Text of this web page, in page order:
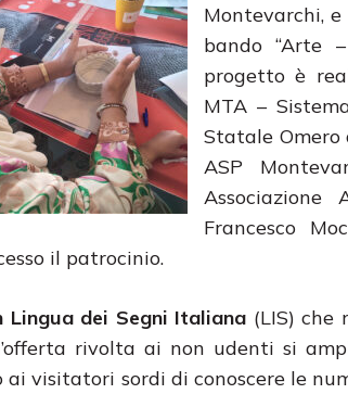
Montevarchi,
bando “Arte
progetto è
MTA –
Statale Omero
ASP
Associazione
Francesco
il patrocinio.
Lingua dei Segni Italiana (LIS) che
rivolta ai non udenti si
visitatori sordi di conoscere le